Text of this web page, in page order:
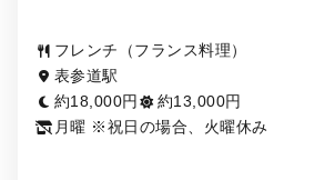
フレンチ（フランス料理）
表参道駅
約18,000円
約13,000円
月曜 ※祝日の場合、火曜休み